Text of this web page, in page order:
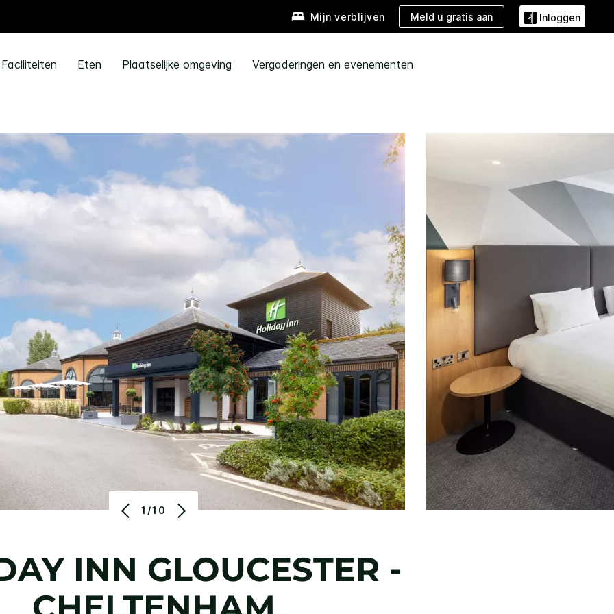
Mijn verblijven Meld u gratis aan Inloggen
Faciliteiten Eten Plaatselijke omgeving Vergaderingen en evenementen
1/10
INN GLOUCESTER -